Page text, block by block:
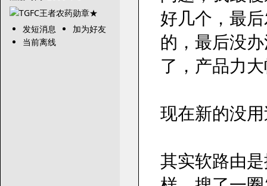
发短消息
加为好友
当前离线
好几个，最
的，最后没
了，产品力
现在新的没
其实软路由